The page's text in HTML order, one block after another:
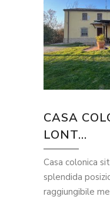
CASA
LONT...
Casa colonica
splendida
raggiungibile